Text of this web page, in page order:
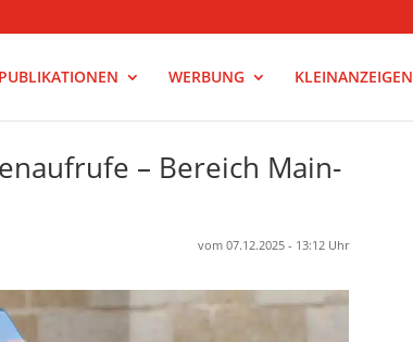
PUBLIKATIONEN WERBUNG KLEINANZEIGEN
– Bereich Main-
vom 07.12.2025 - 13:12 Uhr